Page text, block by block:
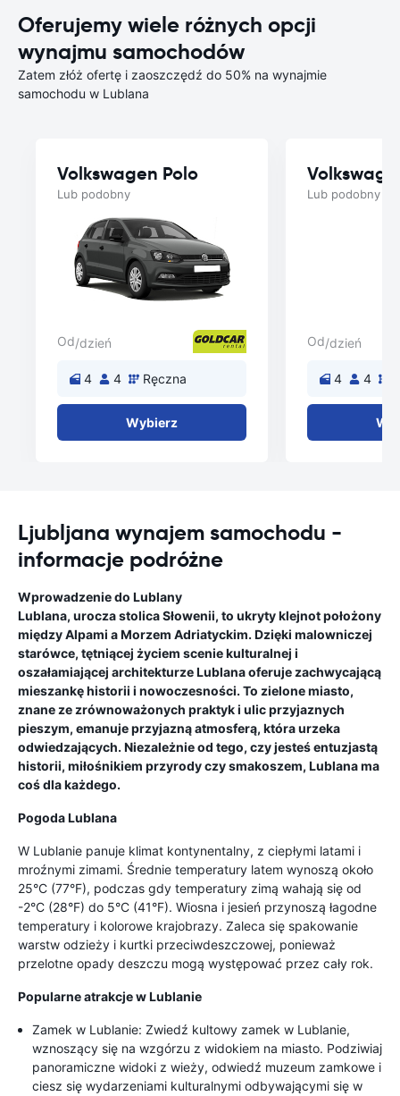
Oferujemy wiele różnych opcji
wynajmu samochodów
Zatem złóż ofertę i zaoszczędź do 50% na wynajmie
samochodu w Lublana
Volkswagen Polo
Lub podobny
Od/dzień
4 4 Ręczna
Wybierz
Lub podobny
Od/dzień
4 4
Ljubljana wynajem samochodu -
informacje podróżne
Wprowadzenie do Lublany
Lublana, urocza stolica Słowenii, to ukryty klejnot położony
między Alpami a Morzem Adriatyckim. Dzięki malowniczej
starówce, tętniącej życiem scenie kulturalnej i
oszałamiającej architekturze Lublana oferuje zachwycającą
mieszankę historii i nowoczesności. To zielone miasto,
znane ze zrównoważonych praktyk i ulic przyjaznych
pieszym, emanuje przyjazną atmosferą, która urzeka
odwiedzających. Niezależnie od tego, czy jesteś entuzjastą
historii, miłośnikiem przyrody czy smakoszem, Lublana ma
coś dla każdego.
Pogoda Lublana
W Lublanie panuje klimat kontynentalny, z ciepłymi latami i
mroźnymi zimami. Średnie temperatury latem wynoszą około
25°C (77°F), podczas gdy temperatury zimą wahają się od
-2°C (28°F) do 5°C (41°F). Wiosna i jesień przynoszą łagodne
temperatury i kolorowe krajobrazy. Zaleca się spakowanie
warstw odzieży i kurtki przeciwdeszczowej, ponieważ
przelotne opady deszczu mogą występować przez cały rok.
Popularne atrakcje w Lublanie
Zamek w Lublanie: Zwiedź kultowy zamek w Lublanie,
wznoszący się na wzgórzu z widokiem na miasto. Podziwiaj
panoramiczne widoki z wieży, odwiedź muzeum zamkowe i
ciesz się wydarzeniami kulturalnymi odbywającymi się w